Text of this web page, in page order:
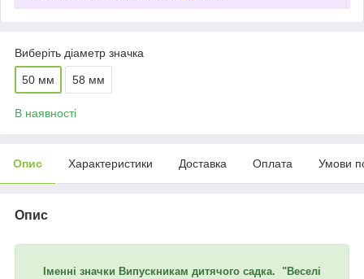
Виберіть діаметр значка
50 мм 58 мм
В наявності
Опис Характеристики Доставка Оплата Умови
Опис
Іменні значки Випускникам дитячого садка. "Веселі